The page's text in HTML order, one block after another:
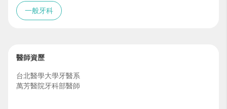
一般牙科
醫師資歷
台北醫學大學牙醫系
萬芳醫院牙科部醫師